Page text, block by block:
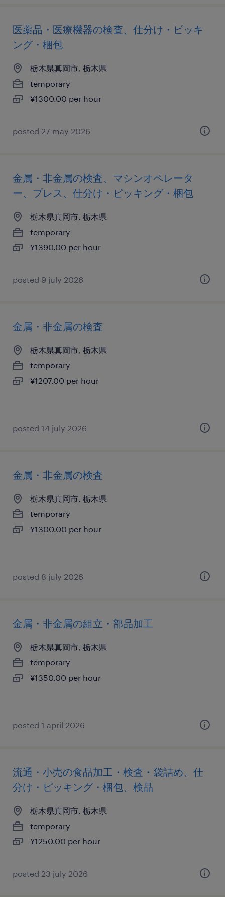
医薬品・医療機器の検査、仕分け・ピッキ
ング・梱包
栃木県真岡市, 栃木県
temporary
¥1300.00 per hour
posted 27 may 2026
金属・非金属の検査、マシンオペレータ
ー、プレス、仕分け・ピッキング・梱包
栃木県真岡市, 栃木県
temporary
¥1390.00 per hour
posted 9 july 2026
金属・非金属の検査
栃木県真岡市, 栃木県
temporary
¥1207.00 per hour
posted 14 july 2026
金属・非金属の検査
栃木県真岡市, 栃木県
temporary
¥1300.00 per hour
posted 8 july 2026
金属・非金属の組立・部品加工
栃木県真岡市, 栃木県
temporary
¥1350.00 per hour
posted 1 april 2026
流通・小売の食品加工・検査・袋詰め、仕
分け・ピッキング・梱包、検品
栃木県真岡市, 栃木県
temporary
¥1250.00 per hour
posted 23 july 2026